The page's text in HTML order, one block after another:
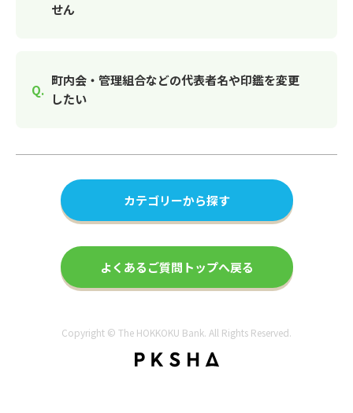
せん
町内会・管理組合などの代表者名や印鑑を変更
したい
カテゴリーから探す
よくあるご質問トップへ戻る
Copyright © The HOKKOKU Bank. All Rights Reserved.